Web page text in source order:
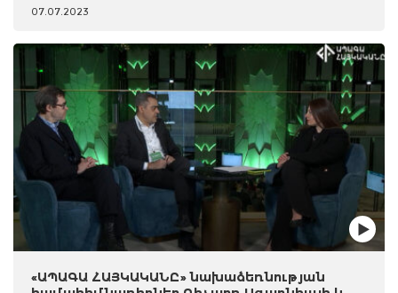
07.07.2023
«ԱՊԱԳԱ ՀԱՅԿԱԿԱՆԸ» նախաձեռնության